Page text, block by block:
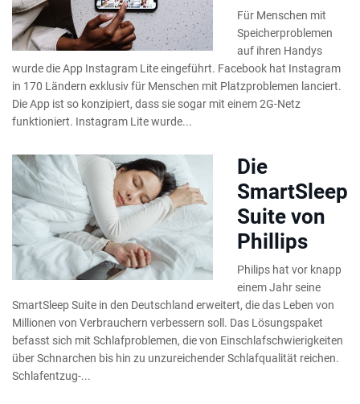
Für Menschen mit
Speicherproblemen
auf ihren Handys
wurde die App Instagram Lite eingeführt. Facebook hat Instagram
in 170 Ländern exklusiv für Menschen mit Platzproblemen lanciert.
Die App ist so konzipiert, dass sie sogar mit einem 2G-Netz
funktioniert. Instagram Lite wurde...
Die
SmartSleep
Suite von
Phillips
Philips hat vor knapp
einem Jahr seine
SmartSleep Suite in den Deutschland erweitert, die das Leben von
Millionen von Verbrauchern verbessern soll. Das Lösungspaket
befasst sich mit Schlafproblemen, die von Einschlafschwierigkeiten
über Schnarchen bis hin zu unzureichender Schlafqualität reichen.
Schlafentzug-...